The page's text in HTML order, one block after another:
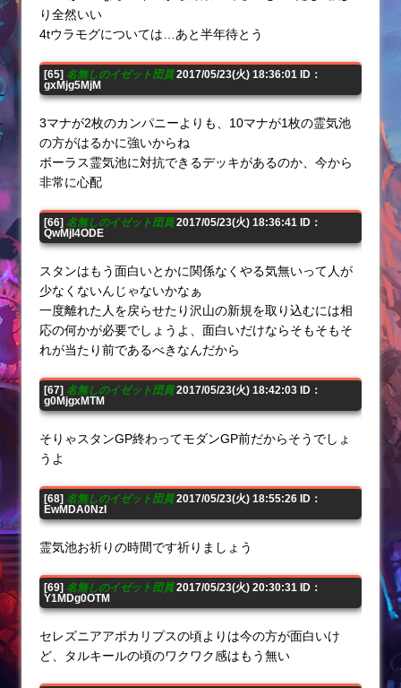
り全然いい
4tウラモグについては…あと半年待とう
[65] 名無しのイゼット団員2017/05/23(火) 18:36:01 ID：
gxMjg5MjM
3マナが2枚のカンパニーよりも、10マナが1枚の霊気池
の方がはるかに強いからね
ボーラス霊気池に対抗できるデッキがあるのか、今から
非常に心配
[66] 名無しのイゼット団員2017/05/23(火) 18:36:41 ID：
QwMjI4ODE
スタンはもう面白いとかに関係なくやる気無いって人が
少なくないんじゃないかなぁ
一度離れた人を戻らせたり沢山の新規を取り込むには相
応の何かが必要でしょうよ、面白いだけならそもそもそ
れが当たり前であるべきなんだから
[67] 名無しのイゼット団員2017/05/23(火) 18:42:03 ID：
g0MjgxMTM
そりゃスタンGP終わってモダンGP前だからそうでしょ
うよ
[68] 名無しのイゼット団員2017/05/23(火) 18:55:26 ID：
EwMDA0NzI
霊気池お祈りの時間です祈りましょう
[69] 名無しのイゼット団員2017/05/23(火) 20:30:31 ID：
Y1MDg0OTM
セレズニアアポカリプスの頃よりは今の方が面白いけ
ど、タルキールの頃のワクワク感はもう無い